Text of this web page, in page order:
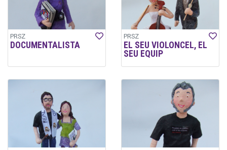
PRSZ
DOCUMENTALISTA
PRSZ
EL SEU VIOLONCEL, EL
SEU EQUIP